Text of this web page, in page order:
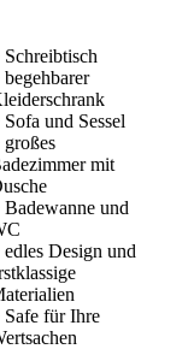
Schreibtisch
begehbarer
Sofa und Sessel
großes
mit
Badewanne und
edles Design und
Safe für Ihre